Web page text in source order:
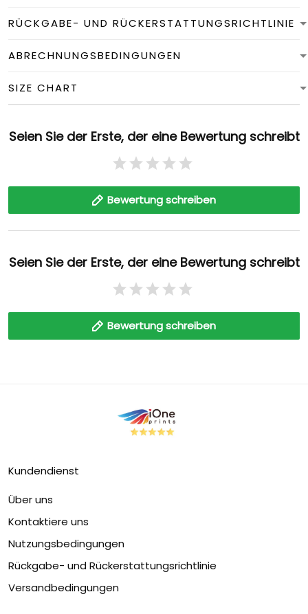
RÜCKGABE- UND RÜCKERSTATTUNGSRICHTLINIE
ABRECHNUNGSBEDINGUNGEN
SIZE CHART
Seien Sie der Erste, der eine Bewertung schreibt
Bewertung schreiben
Seien Sie der Erste, der eine Bewertung schreibt
Bewertung schreiben
Kundendienst
Über uns
Kontaktiere uns
Nutzungsbedingungen
Rückgabe- und Rückerstattungsrichtlinie
Versandbedingungen